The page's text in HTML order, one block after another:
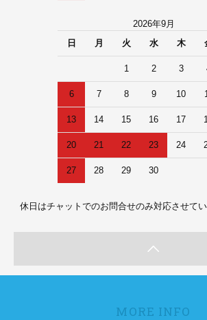
2026年9月
日
月 火 水 木
1 2 3
6 7 8 9 10
13 14 15 16 17
20 21 22 23 24
27 28 29 30
休日はチャットでのお問合せのみ対応させてい
MORE INFO